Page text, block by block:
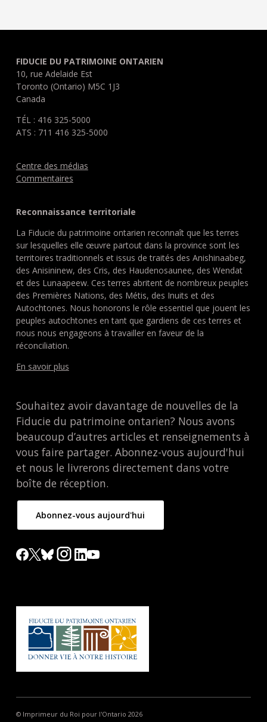
FIDUCIE DU PATRIMOINE ONTARIEN
10, rue Adelaide Est
Toronto (Ontario) M5C 1J3
Canada
TÉL : 416 325-5000
ATS : 711 416 325-5000
Centre des médias
Commentaires
Reconnaissance territoriale
La Fiducie du patrimoine ontarien reconnaît que les terres
sur lesquelles elle œuvre partout dans la province sont les
territoires traditionnels et issus de traités des Anishinaabeg,
des Anisininew, des Cris, des Haudenosaunee, des Wendat
et des Lunaapeew. Ces terres abritent de nombreux peuples
des Premières Nations, des Métis, des Inuits et des
Autochtones. Nous honorons le rôle essentiel que jouent les
peuples autochtones en tant que gardiens de ces terres et
nous nous engageons à travailler en faveur de la
réconciliation.
En savoir plus
Souhaitez avoir davantage de nouvelles de la
Fiducie du patrimoine ontarien? Nous avons
beaucoup d’autres articles et renseignements à
vous faire partager. Abonnez-vous aujourd'hui
et nous le livrerons directement dans votre
boîte de réception.
Abonnez-vous aujourd'hui
© Imprimeur du Roi pour l'Ontario 2026